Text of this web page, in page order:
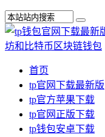
首页
tp官网下载最新版
tp官方苹果下载
tp官网正版下载
tp钱包安卓下载